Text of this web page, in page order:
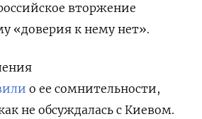
вторжение
«доверия к нему нет».
о ее сомнительности,
не обсуждалась с Киевом.